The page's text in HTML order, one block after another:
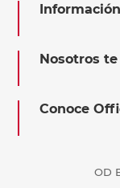
Nosotros
Conoce
OD